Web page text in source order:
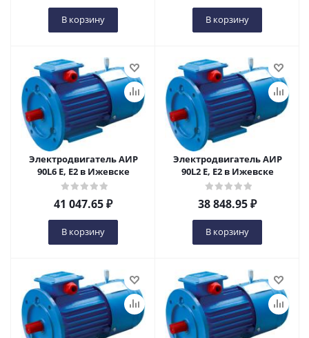
В корзину В корзину
Электродвигатель АИР
90L6 Е, Е2 в Ижевске
41 047.65₽
В корзину
Электродвигатель АИР
90L2 Е, Е2 в Ижевске
38 848.95₽
В корзину